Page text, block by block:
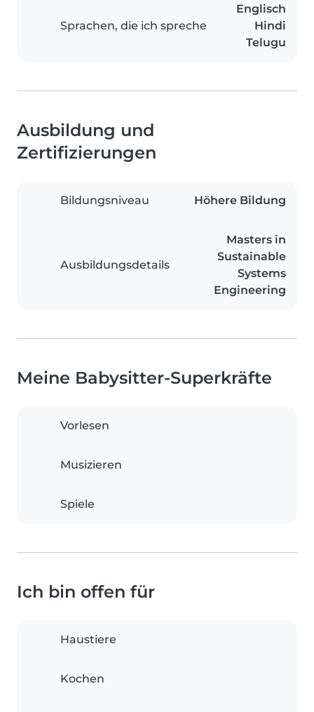
Sprachen, die ich spreche
Englisch
Hindi
Telugu
Ausbildung und
Zertifizierungen
Bildungsniveau Höhere Bildung
Ausbildungsdetails
Masters in
Sustainable
Systems
Engineering
Meine Babysitter-Superkräfte
Vorlesen
Musizieren
Spiele
Ich bin offen für
Haustiere
Kochen